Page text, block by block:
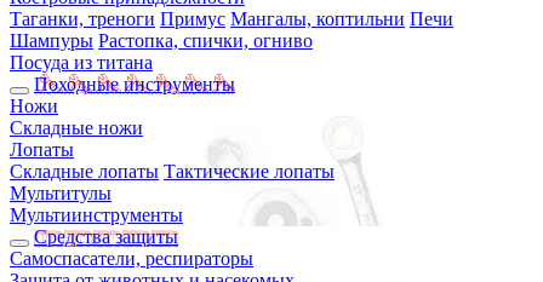
Таганки, треноги Примус Мангалы, коптильни Печи
Шампуры Растопка, спички, огниво
Посуда из титана
Походные инструменты
Ножи
Складные ножи
Лопаты
Складные лопаты Тактические лопаты
Мультитулы
Мультиинструменты
Средства защиты
Самоспасатели, респираторы